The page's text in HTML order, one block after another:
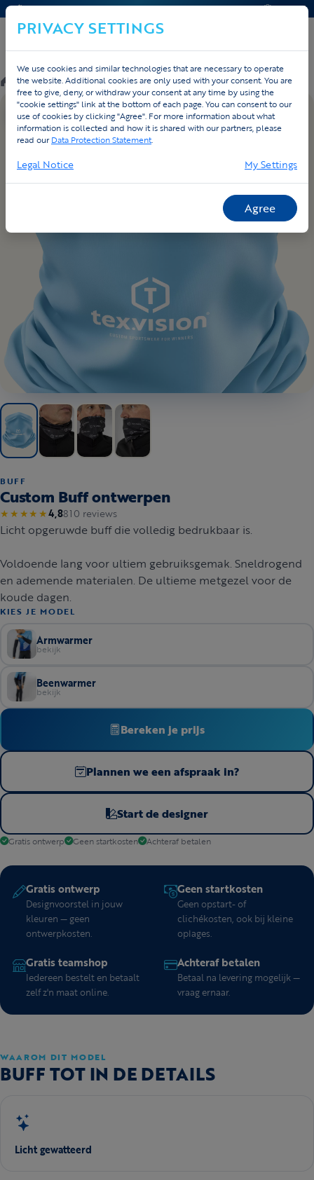
CONTACT & HELP OFFERTE
Custom/Triathlon/Producten
EIGEN ONTWERP
BUFF
Custom Buff ontwerpen
★★★★★4,8810 reviews
Licht opgeruwde buff die volledig bedrukbaar is.
Voldoende lang voor ultiem gebruiksgemak. Sneldrogend
en ademende materialen. De ultieme metgezel voor de
koude dagen.
KIES JE MODEL
Armwarmer
bekijk
Beenwarmer
bekijk
Bereken je prijs
Plannen we een afspraak in?
Start de designer
Gratis ontwerp Geen startkosten Achteraf betalen
Gratis ontwerp
Designvoorstel in jouw
kleuren — geen
ontwerpkosten.
Geen startkosten
Geen opstart- of
clichékosten, ook bij kleine
oplages.
Gratis teamshop
Iedereen bestelt en betaalt
zelf z'n maat online.
Achteraf betalen
Betaal na levering mogelijk —
vraag ernaar.
WAAROM DIT MODEL
BUFF TOT IN DE DETAILS
Licht gewatteerd
PRIVACY SETTINGS
We use cookies and similar technologies that are necessary to operate
the website. Additional cookies are only used with your consent. You are
free to give, deny, or withdraw your consent at any time by using the
"cookie settings" link at the bottom of each page. You can consent to our
use of cookies by clicking "Agree". For more information about what
information is collected and how it is shared with our partners, please
read ourData Protection Statement.
Legal Notice My Settings
Agree